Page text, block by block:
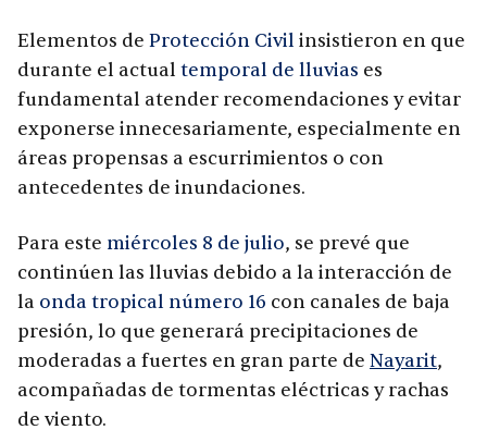
Elementos de Protección Civil insistieron en que
durante el actual temporal de lluvias es
fundamental atender recomendaciones y evitar
exponerse innecesariamente, especialmente en
áreas propensas a escurrimientos o con
antecedentes de inundaciones.
Para este miércoles 8 de julio, se prevé que
continúen las lluvias debido a la interacción de
la onda tropical número 16 con canales de baja
presión, lo que generará precipitaciones de
moderadas a fuertes en gran parte de Nayarit,
acompañadas de tormentas eléctricas y rachas
de viento.